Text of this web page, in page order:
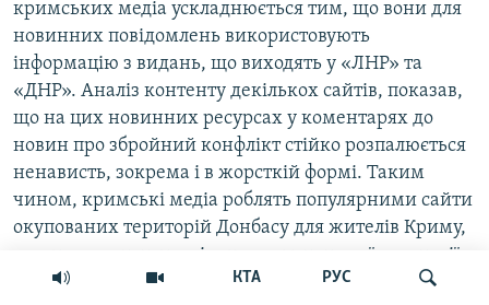
КТА РУС
кримських медіа ускладнюється тим, що вони для
новинних повідомлень використовують
інформацію з видань, що виходять у «ЛНР» та
«ДНР». Аналіз контенту декількох сайтів, показав,
що на цих новинних ресурсах у коментарях до
новин про збройний конфлікт стійко розпалюється
ненависть, зокрема і в жорсткій формі. Таким
чином, кримські медіа роблять популярними сайти
окупованих територій Донбасу для жителів Криму,
що створює додаткові загрози подальшої ескалації
конфлікту.